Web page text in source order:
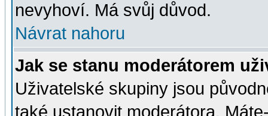
nevyhoví. Má svůj důvod.
Návrat nahoru
Jak se stanu moderátorem
Uživatelské skupiny jsou
také ustanovit moderátora.